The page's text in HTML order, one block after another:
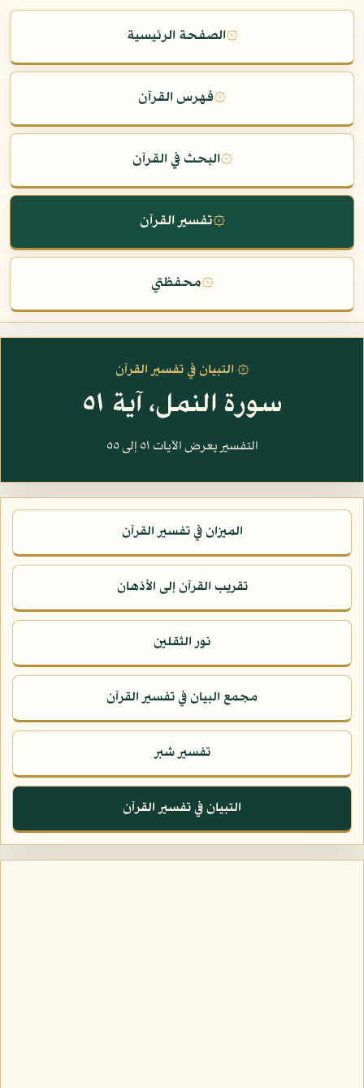
۞الصفحة الرئيسية
۞فهرس القرآن
۞البحث في القرآن
۞تفسير القرآن
۞محفظتي
۞ التبيان في تفسير القرآن
سورة النمل، آية ٥١
التفسير يعرض الآيات ٥١ إلى ٥٥
الميزان في تفسير القرآن
تقريب القرآن إلى الأذهان
نور الثقلين
مجمع البيان في تفسير القرآن
تفسير شبر
التبيان في تفسير القرآن